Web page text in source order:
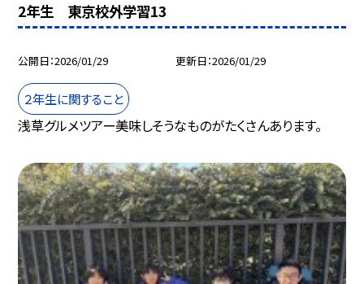
2年生 東京校外学習13
公開日 2026/01/29 更新日 2026/01/29
２年生に関すること
浅草グルメツアー美味しそうなものがたくさんあります。